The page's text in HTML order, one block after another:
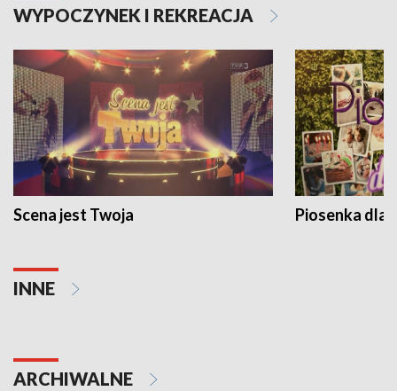
WYPOCZYNEK I REKREACJA
Scena jest Twoja Piosenka dla
INNE
ARCHIWALNE